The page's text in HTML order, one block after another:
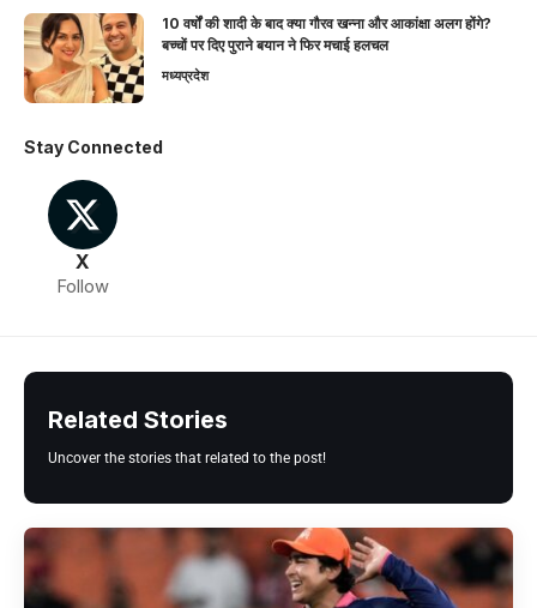
10 वर्षों की शादी के बाद क्या गौरव खन्ना और आकांक्षा अलग होंगे?
बच्चों पर दिए पुराने बयान ने फिर मचाई हलचल
मध्यप्रदेश
Stay Connected
X
Follow
Related Stories
Uncover the stories that related to the post!